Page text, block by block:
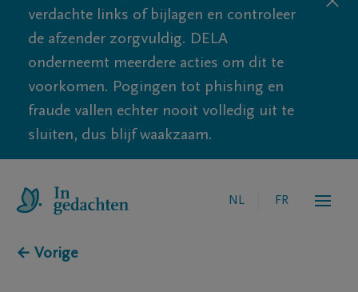
verdachte links of bijlagen en controleer
de afzender zorgvuldig. DELA
onderneemt meerdere acties om dit te
voorkomen. Pogingen tot phishing en
fraude vallen echter nooit volledig uit te
sluiten, dus blijf waakzaam.
NL FR
← Vorige